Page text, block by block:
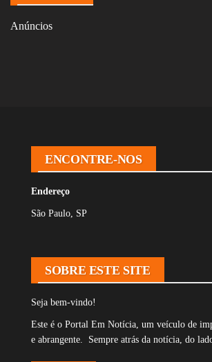
Anúncios
ENCONTRE-NOS
Endereço
São Paulo, SP
SOBRE ESTE SITE
Seja bem-vindo!
Este é o Portal Em Notícia, um veículo de
e abrangente. Sempre atrás da notícia, do